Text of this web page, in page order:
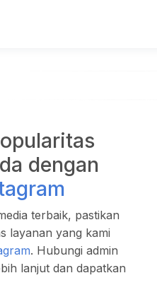
dengan
terbaik, pastikan
layanan yang kami
. Hubungi admin
lanjut dan dapatkan